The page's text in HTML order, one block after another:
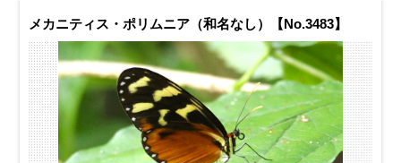
メカニティス・ポリムニア（和名なし）【No.3483】